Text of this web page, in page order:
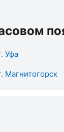
Уфа
Магнитогорск